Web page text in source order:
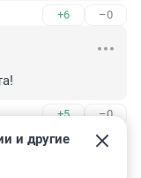
+6 –0
+5 –0
и другие